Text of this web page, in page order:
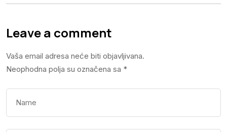
Leave a comment
Vaša email adresa neće biti objavljivana.
Neophodna polja su označena sa *